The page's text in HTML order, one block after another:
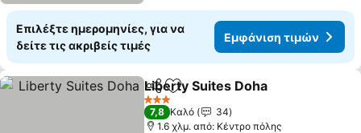
Επιλέξτε ημερομηνίες, για να
δείτε τις ακριβείς τιμές
Εμφάνιση τιμών
Κοινοποίηση
Προσθήκη στα αγαπημένα
Liberty Suites Doha
3 Αστέρια
7,8 Καλό
34
1.6 χλμ. από: Κέντρο πόλης